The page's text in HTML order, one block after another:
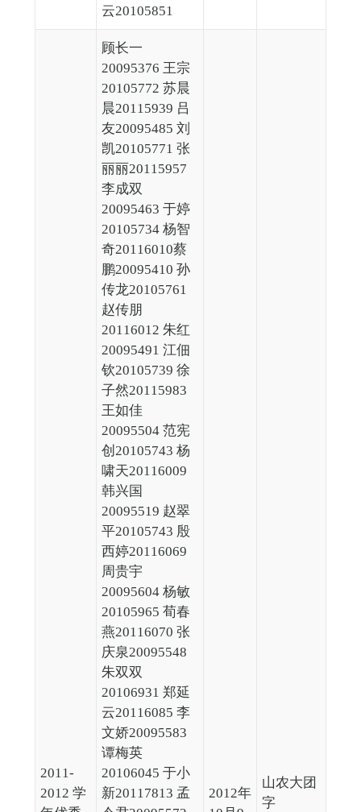
云20105851
2011-
2012 学
顾长一
20095376 王宗
20105772 苏晨
晨20115939 吕
友20095485 刘
凯20105771 张
丽丽20115957
李成双
20095463 于婷
20105734 杨智
奇20116010蔡
鹏20095410 孙
传龙20105761
赵传朋
20116012 朱红
20095491 江佃
钦20105739 徐
子然20115983
王如佳
20095504 范宪
创20105743 杨
啸天20116009
韩兴国
20095519 赵翠
平20105743 殷
西婷20116069
周贵宇
20095604 杨敏
20105965 荀春
燕20116070 张
庆泉20095548
朱双双
20106931 郑延
云20116085 李
文娇20095583
谭梅英
20106045 于小
新20117813 孟
2012年
山农大团
字